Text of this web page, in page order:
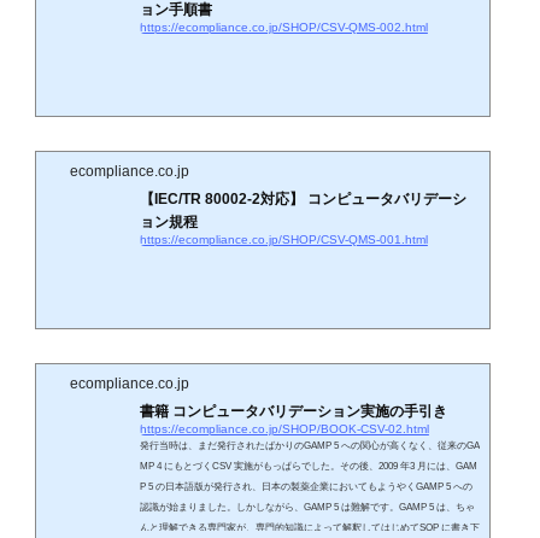
ョン手順書
https://ecompliance.co.jp/SHOP/CSV-QMS-002.html
ecompliance.co.jp
【IEC/TR 80002-2対応】 コンピュータバリデーシ
ョン規程
https://ecompliance.co.jp/SHOP/CSV-QMS-001.html
ecompliance.co.jp
書籍 コンピュータバリデーション実施の手引き
https://ecompliance.co.jp/SHOP/BOOK-CSV-02.html
発行当時は、まだ発行されたばかりのGAMP 5 への関心が高くなく、従来のGA
MP 4 にもとづくCSV 実施がもっぱらでした。その後、2009 年3 月には、GAM
P 5 の日本語版が発行され、日本の製薬企業においてもようやくGAMP 5 への
認識が始まりました。しかしながら、GAMP 5 は難解です。GAMP 5 は、ちゃ
んと理解できる専門家が、専門的知識によって解釈してはじめてSOP に書き下